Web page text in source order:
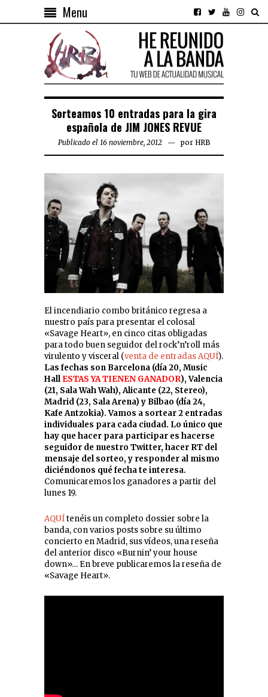
Menu
Sorteamos 10 entradas para la gira
española de JIM JONES REVUE
Publicado el 16 noviembre, 2012 por HRB
El incendiario combo británico regresa a
nuestro país para presentar el colosal
«Savage Heart», en cinco citas obligadas
para todo buen seguidor del rock’n’roll más
virulento y visceral (venta de entradas AQUÍ).
Las fechas son Barcelona (día 20, Music
Hall ESTAS YA TIENEN GANADOR), Valencia
(21, Sala Wah Wah), Alicante (22, Stereo),
Madrid (23, Sala Arena) y Bilbao (día 24,
Kafe Antzokia). Vamos a sortear 2 entradas
individuales para cada ciudad. Lo único que
hay que hacer para participar es hacerse
seguidor de nuestro Twitter, hacer RT del
mensaje del sorteo, y responder al mismo
diciéndonos qué fecha te interesa.
Comunicaremos los ganadores a partir del
lunes 19.
AQUÍtenéis un completo dossier sobre la
banda, con varios posts sobre su último
concierto en Madrid, sus vídeos, una reseña
del anterior disco «Burnin’ your house
down»… En breve publicaremos la reseña de
«Savage Heart».